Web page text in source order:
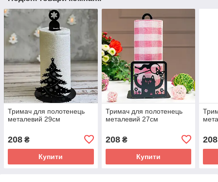
Тримач для полотенець
металевий 29см
208 ₴
Купити
Тримач для полотенець
металевий 27см
208₴
Купити
208